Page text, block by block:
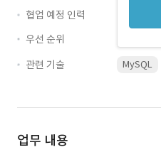
협업 예정 인력
우선 순위
관련 기술
MySQL
업무 내용